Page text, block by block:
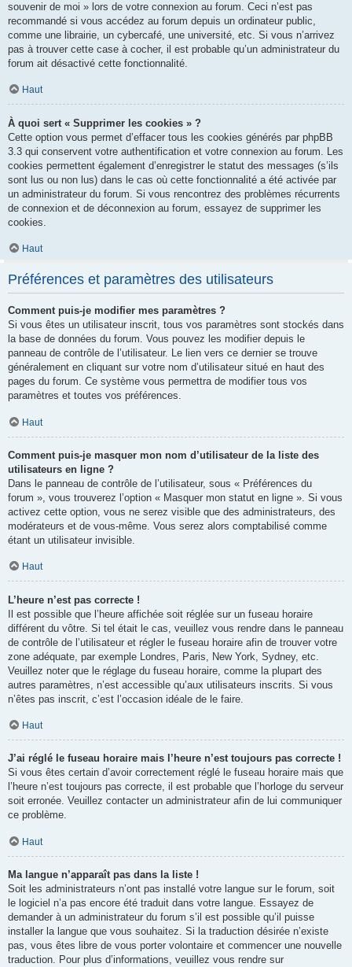
souvenir de moi » lors de votre connexion au forum. Ceci n’est pas
recommandé si vous accédez au forum depuis un ordinateur public,
comme une librairie, un cybercafé, une université, etc. Si vous n’arrivez
pas à trouver cette case à cocher, il est probable qu’un administrateur du
forum ait désactivé cette fonctionnalité.
Haut
À quoi sert « Supprimer les cookies » ?
Cette option vous permet d’effacer tous les cookies générés par phpBB
3.3 qui conservent votre authentification et votre connexion au forum. Les
cookies permettent également d’enregistrer le statut des messages (s’ils
sont lus ou non lus) dans le cas où cette fonctionnalité a été activée par
un administrateur du forum. Si vous rencontrez des problèmes récurrents
de connexion et de déconnexion au forum, essayez de supprimer les
cookies.
Haut
Préférences et paramètres des utilisateurs
Comment puis-je modifier mes paramètres ?
Si vous êtes un utilisateur inscrit, tous vos paramètres sont stockés dans
la base de données du forum. Vous pouvez les modifier depuis le
panneau de contrôle de l’utilisateur. Le lien vers ce dernier se trouve
généralement en cliquant sur votre nom d’utilisateur situé en haut des
pages du forum. Ce système vous permettra de modifier tous vos
paramètres et toutes vos préférences.
Haut
Comment puis-je masquer mon nom d’utilisateur de la liste des
utilisateurs en ligne ?
Dans le panneau de contrôle de l’utilisateur, sous « Préférences du
forum », vous trouverez l’option « Masquer mon statut en ligne ». Si vous
activez cette option, vous ne serez visible que des administrateurs, des
modérateurs et de vous-même. Vous serez alors comptabilisé comme
étant un utilisateur invisible.
Haut
L’heure n’est pas correcte !
Il est possible que l’heure affichée soit réglée sur un fuseau horaire
différent du vôtre. Si tel était le cas, veuillez vous rendre dans le panneau
de contrôle de l’utilisateur et régler le fuseau horaire afin de trouver votre
zone adéquate, par exemple Londres, Paris, New York, Sydney, etc.
Veuillez noter que le réglage du fuseau horaire, comme la plupart des
autres paramètres, n’est accessible qu’aux utilisateurs inscrits. Si vous
n’êtes pas inscrit, c’est l’occasion idéale de le faire.
Haut
J’ai réglé le fuseau horaire mais l’heure n’est toujours pas correcte !
Si vous êtes certain d’avoir correctement réglé le fuseau horaire mais que
l’heure n’est toujours pas correcte, il est probable que l’horloge du serveur
soit erronée. Veuillez contacter un administrateur afin de lui communiquer
ce problème.
Haut
Ma langue n’apparaît pas dans la liste !
Soit les administrateurs n’ont pas installé votre langue sur le forum, soit
le logiciel n’a pas encore été traduit dans votre langue. Essayez de
demander à un administrateur du forum s’il est possible qu’il puisse
installer la langue que vous souhaitez. Si la traduction désirée n’existe
pas, vous êtes libre de vous porter volontaire et commencer une nouvelle
traduction. Pour plus d’informations, veuillez vous rendre sur